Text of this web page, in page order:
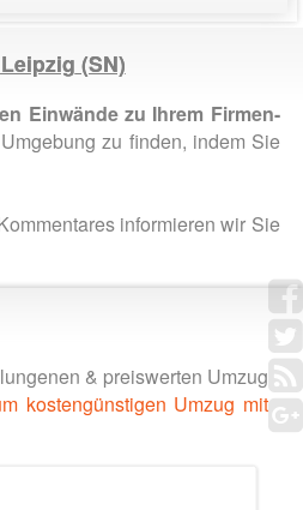
Leipzig (SN)
Einwände zu Ihrem Firmen-
zu finden, indem Sie
informieren wir Sie
& preiswerten Umzug
kostengünstigen Umzug mit